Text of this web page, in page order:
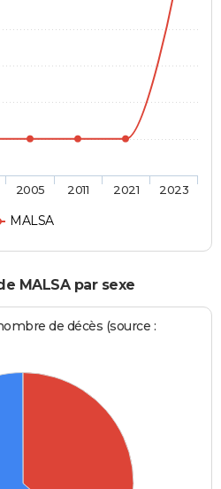
MALSA
2005 2011 2021 2023
MALSA par sexe
de décès (source :